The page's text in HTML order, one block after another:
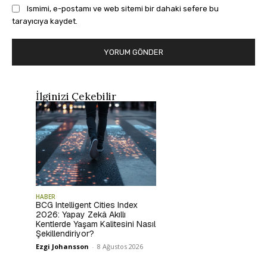
Ismimi, e-postamı ve web sitemi bir dahaki sefere bu
tarayıcıya kaydet.
İlginizi Çekebilir
HABER
BCG Intelligent Cities Index
2026: Yapay Zekâ Akıllı
Kentlerde Yaşam Kalitesini Nasıl
Şekillendiriyor?
Ezgi Johansson - 8 Ağustos 2026